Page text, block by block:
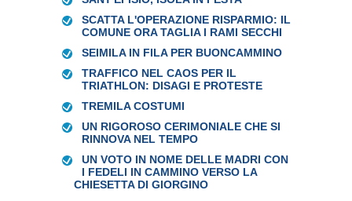
SCATTA L'OPERAZIONE RISPARMIO: IL
COMUNE ORA TAGLIA I RAMI SECCHI
SEIMILA IN FILA PER BUONCAMMINO
TRAFFICO NEL CAOS PER IL
TRIATHLON: DISAGI E PROTESTE
TREMILA COSTUMI
UN RIGOROSO CERIMONIALE CHE SI
RINNOVA NEL TEMPO
UN VOTO IN NOME DELLE MADRI CON
I FEDELI IN CAMMINO VERSO LA
CHIESETTA DI GIORGINO